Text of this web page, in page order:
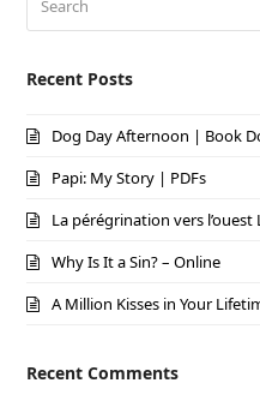
Recent Posts
Dog Day Afternoon | Book
Papi: My Story | PDFs
La pérégrination vers l’ouest
Why Is It a Sin? – Online
A Million Kisses in Your
Recent Comments